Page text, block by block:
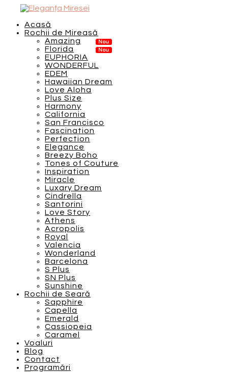
Acasă
Rochii de Mireasă
Amazing
Florida
EUPHORIA
WONDERFUL
EDEM
Hawaiian Dream
Love Aloha
Plus Size
Harmony
California
San Francisco
Fascination
Perfection
Elegance
Breezy Boho
Tones of Couture
Inspiration
Miracle
Luxary Dream
Cindrella
Santorini
Love Story
Athens
Acropolis
Royal
Valencia
Wonderland
Barcelona
S Plus
SN Plus
Sunshine
Rochii de Seară
Sapphire
Capella
Emerald
Cassiopeia
Caramel
Voaluri
Blog
Contact
Programări